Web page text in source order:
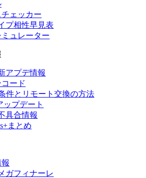
ェッカー
プ相性早見表
ュレーター
アプデ情報
ード
件とリモート交換の方法
ップデート
具合情報
まとめ
ガフィナーレ